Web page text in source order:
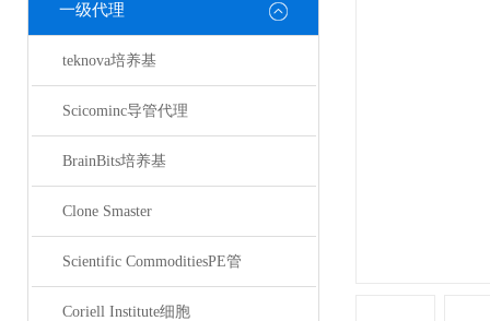
一级代理
teknova培养基
Scicominc导管代理
BrainBits培养基
Clone Smaster
Scientific CommoditiesPE管
Coriell Institute细胞